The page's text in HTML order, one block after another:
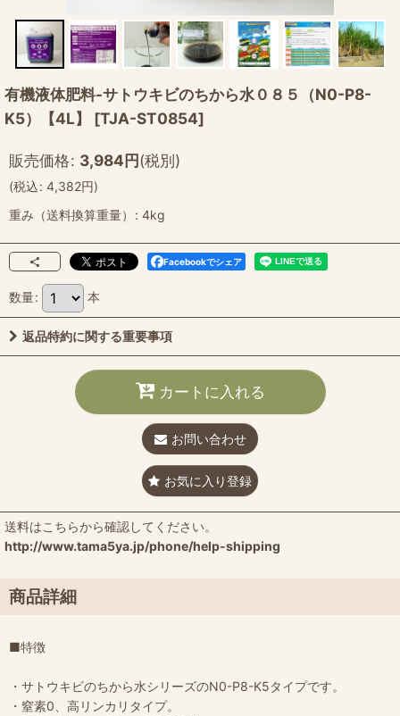
有機液体肥料-サトウキビのちから水０８５（N0-P8-
K5）【4L】
[TJA-ST0854]
販売価格: 3,984円(税別)
(税込: 4,382円)
重み（送料換算重量）
: 4kg
Facebookでシェア
数量: 本
返品特約に関する重要事項
カートに入れる
お問い合わせ
お気に入り登録
送料はこちらから確認してください。
http://www.tama5ya.jp/phone/help-shipping
商品詳細
■特徴
・サトウキビのちから水シリーズのN0-P8-K5タイプです。
・窒素0、高リンカリタイプ。